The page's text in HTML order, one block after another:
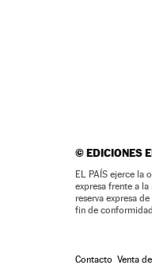
©EDICIONES
EL PAÍS ejerce la
expresa frente a
reserva expresa
fin de
Contacto Venta